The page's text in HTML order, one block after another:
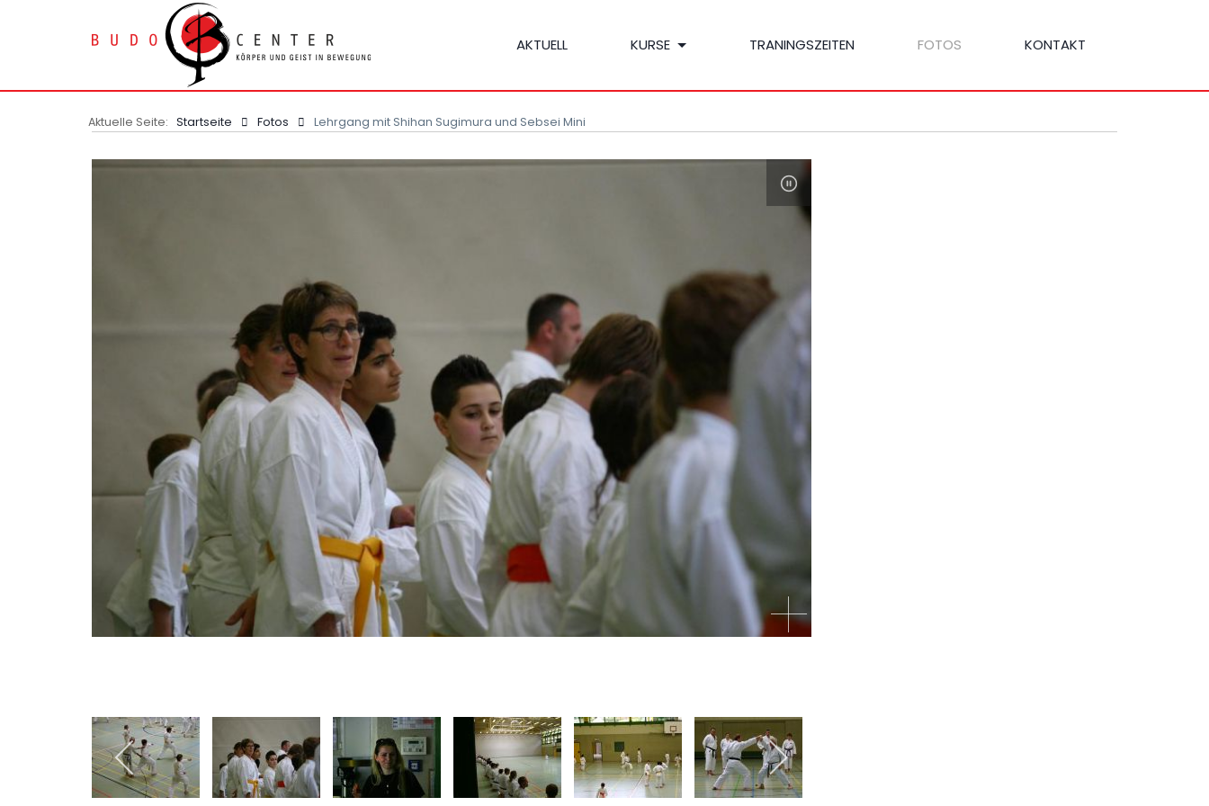
AKTUELL KURSE TRANINGSZEITEN FOTOS KONTAKT
Aktuelle Seite: Startseite Fotos Lehrgang mit Shihan Sugimura und Sebsei Mini